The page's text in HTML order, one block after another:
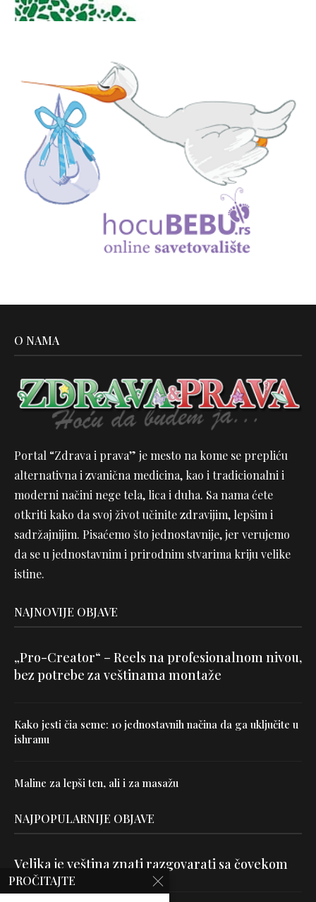
O NAMA
Portal “Zdrava i prava” je mesto na kome se prepliću
alternativna i zvanična medicina, kao i tradicionalni i
moderni načini nege tela, lica i duha. Sa nama ćete
otkriti kako da svoj život učinite zdravijim, lepšim i
sadržajnijim. Pisaćemo što jednostavnije, jer verujemo
da se u jednostavnim i prirodnim stvarima kriju velike
istine.
NAJNOVIJE OBJAVE
„Pro-Creator“ – Reels na profesionalnom nivou,
bez potrebe za veštinama montaže
Kako jesti čia seme: 10 jednostavnih načina da ga uključite u
ishranu
Maline za lepši ten, ali i za masažu
NAJPOPULARNIJE OBJAVE
Velika je veština znati razgovarati sa čovekom
PROČITAJTE